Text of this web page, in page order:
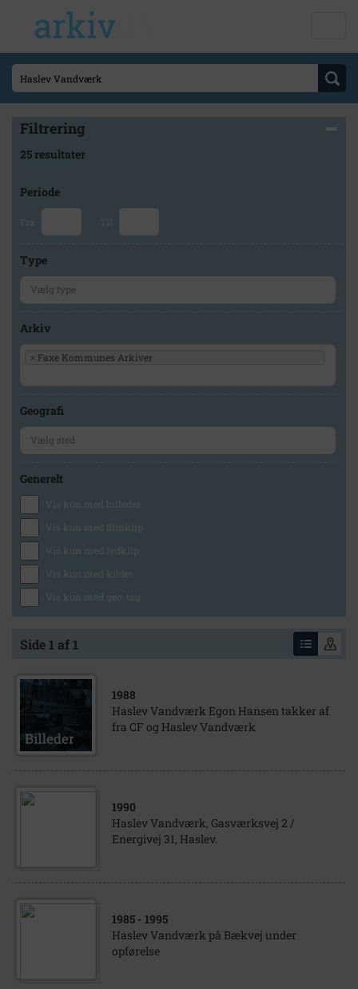
Filtrering
25 resultater
Periode
Fra Til
Type
Arkiv
× Faxe Kommunes Arkiver
Geografi
Generelt
Vis kun med billeder
Vis kun med filmklip
Vis kun med lydklip
Vis kun med kilder
Vis kun med geo-tag
Side 1 af 1
1988
Haslev Vandværk Egon Hansen takker af
fra CF og Haslev Vandværk
1990
Haslev Vandværk, Gasværksvej 2 /
Energivej 31, Haslev.
1985 - 1995
Haslev Vandværk på Bækvej under
opførelse